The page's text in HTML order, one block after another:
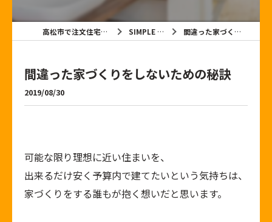
高松市で注文住宅なら有限会社黒石建設 SIMPLE NOTE BLOG 間違った家づくりをしないための秘訣
間違った家づくりをしないための秘訣
2019/08/30
可能な限り理想に近い住まいを、
出来るだけ安く予算内で建てたいという気持ちは、
家づくりをする誰もが抱く想いだと思います。